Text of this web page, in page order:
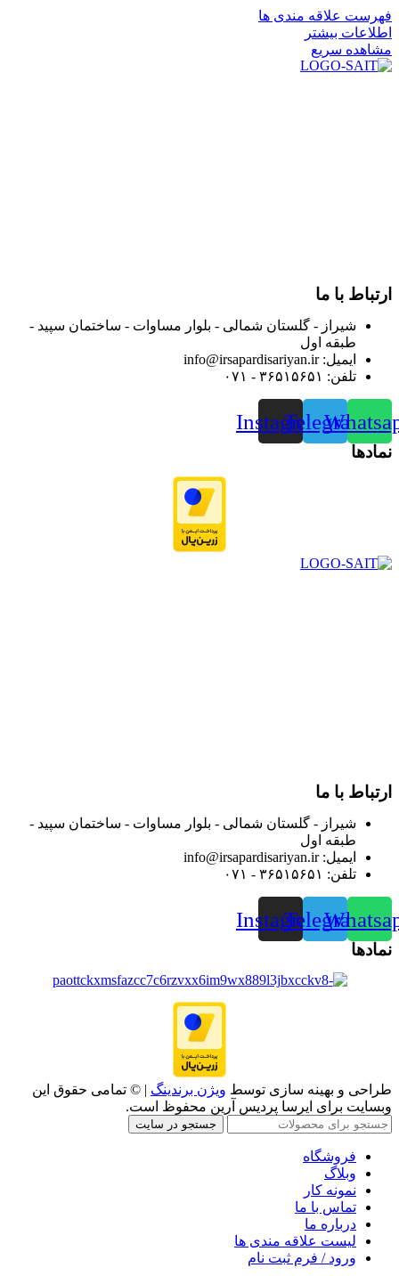
فهرست علاقه مندی ها
اطلاعات بیشتر
مشاهده سریع
ارتباط با ما
شیراز - گلستان شمالی - بلوار مساوات - ساختمان سپید -
طبقه اول
ایمیل: info@irsapardisariyan.ir
تلفن: ۳۶۵۱۵۶۵۱ - ۰۷۱
Telegram
Instagram
نمادها
ارتباط با ما
شیراز - گلستان شمالی - بلوار مساوات - ساختمان سپید -
طبقه اول
ایمیل: info@irsapardisariyan.ir
تلفن: ۳۶۵۱۵۶۵۱ - ۰۷۱
Telegram
Instagram
نمادها
طراحی و بهینه سازی توسط ویژن برندینگ | © تمامی حقوق این
وبسایت برای ایرسا پردیس آرین محفوظ است.
جستجو در سایت
فروشگاه
وبلاگ
نمونه کار
تماس با ما
درباره ما
لیست علاقه مندی ها
ورود / فرم ثبت نام